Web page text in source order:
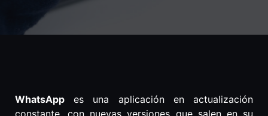
WhatsApp es una aplicación en actualización
constante, con nuevas versiones que salen en su